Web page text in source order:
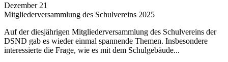
Dezember 21
Mitgliederversammlung des Schulvereins 2025
Auf der diesjährigen Mitgliederversammlung des Schulvereins der
DSND gab es wieder einmal spannende Themen. Insbesondere
interessierte die Frage, wie es mit dem Schulgebäude...